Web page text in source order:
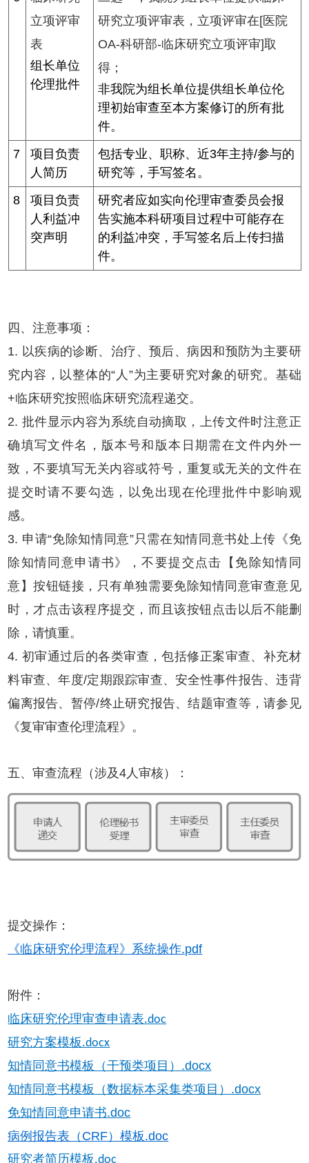
立项评审
表
组长单位
伦理批件
研究立项评审表，立项评审在[医院
OA-科研部-临床研究立项评审]取
得；
非我院为组长单位提供组长单位伦
理初始审查至本方案修订的所有批
件。
7
项目负责
人简历
包括专业、职称、近3年主持/参与的
研究等，手写签名。
8
项目负责
人利益冲
突声明
研究者应如实向伦理审查委员会报
告实施本科研项目过程中可能存在
的利益冲突，手写签名后上传扫描
件。
四、注意事项：
1. 以疾病的诊断、治疗、预后、病因和预防为主要研
究内容，以整体的“人”为主要研究对象的研究。基础
+临床研究按照临床研究流程递交。
2. 批件显示内容为系统自动摘取，上传文件时注意正
确填写文件名，版本号和版本日期需在文件内外一
致，不要填写无关内容或符号，重复或无关的文件在
提交时请不要勾选，以免出现在伦理批件中影响观
感。
3. 申请“免除知情同意”只需在知情同意书处上传《免
除知情同意申请书》，不要提交点击【免除知情同
意】按钮链接，只有单独需要免除知情同意审查意见
时，才点击该程序提交，而且该按钮点击以后不能删
除，请慎重。
4. 初审通过后的各类审查，包括修正案审查、补充材
料审查、年度/定期跟踪审查、安全性事件报告、违背
偏离报告、暂停/终止研究报告、结题审查等，请参见
《复审审查伦理流程》。
五、审查流程（涉及4人审核）：
提交操作：
《临床研究伦理流程》系统操作.pdf
附件：
临床研究伦理审查申请表.doc
研究方案模板.docx
知情同意书模板（干预类项目）.docx
知情同意书模板（数据标本采集类项目）.docx
免知情同意申请书.doc
病例报告表（CRF）模板.doc
研究者简历模板.doc